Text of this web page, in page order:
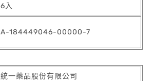
6入
A-184449046-00000-7
統一藥品股份有限公司